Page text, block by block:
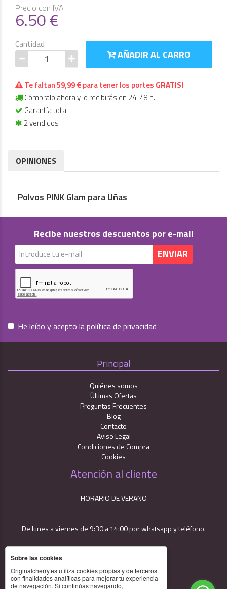
Precio con IVA
6.50€
Cantidad
AÑADIR AL CARRO
Te faltan59,99 €para tener los portes GRATIS!
Cómpralo ahora y lo recibirás en 24-48 h.
Garantía total
2 vendidos
OPINIONES
Polvos PINK Glam para Uñas
Recibe nuestros descuentos por e-mail
He leído y acepto lapolítica de privacidad
Principal
Quiénes somos
Últimas Ofertas
Preguntas Frecuentes
Blog
Contacto
Aviso Legal
Condiciones de Compra
Cookies
Atención al cliente
HORARIO DE VERANO
De lunes a viernes de 9:30 a 14:00 por whatsapp y teléfono.
Sobre las cookies
Originalcherry.es utiliza cookies propias y de terceros
con finalidades analíticas para mejorar tu experiencia
de navegación. Si continúas navegando,